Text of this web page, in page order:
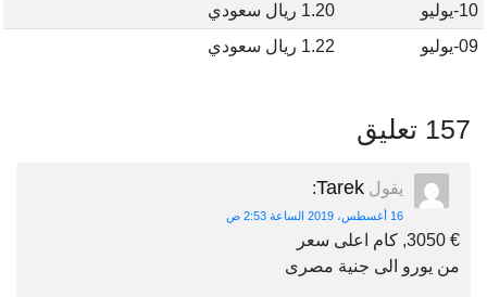
10-يوليو
1.20 ريال سعودي
09-يوليو
1.22 ريال سعودي
157 تعليق
يقول Tarek
:
16 أغسطس، 2019 الساعة 2:53 ص
€ 3050, كام اعلى سعر
من يورو الى جنية مصرى